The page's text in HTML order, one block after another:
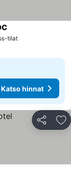
tilatKatso hinnat
Katso hinnat
Jaa